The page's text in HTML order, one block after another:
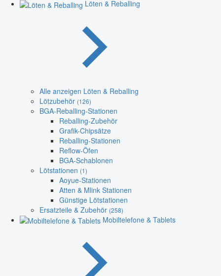
Löten & Reballing
Alle anzeigen Löten & Reballing
Lötzubehör (126)
BGA-Reballing-Stationen
Reballing-Zubehör
Grafik-Chipsätze
Reballing-Stationen
Reflow-Öfen
BGA-Schablonen
Lötstationen (1)
Aoyue-Stationen
Atten & Mlink Stationen
Günstige Lötstationen
Ersatzteile & Zubehör (258)
Mobiltelefone & Tablets